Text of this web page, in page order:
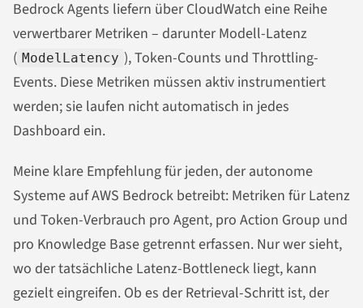
Bedrock Agents liefern über CloudWatch eine Reihe
verwertbarer Metriken – darunter Modell-Latenz
( ModelLatency ), Token-Counts und Throttling-
Events. Diese Metriken müssen aktiv instrumentiert
werden; sie laufen nicht automatisch in jedes
Dashboard ein.
Meine klare Empfehlung für jeden, der autonome
Systeme auf AWS Bedrock betreibt: Metriken für Latenz
und Token-Verbrauch pro Agent, pro Action Group und
pro Knowledge Base getrennt erfassen. Nur wer sieht,
wo der tatsächliche Latenz-Bottleneck liegt, kann
gezielt eingreifen. Ob es der Retrieval-Schritt ist, der